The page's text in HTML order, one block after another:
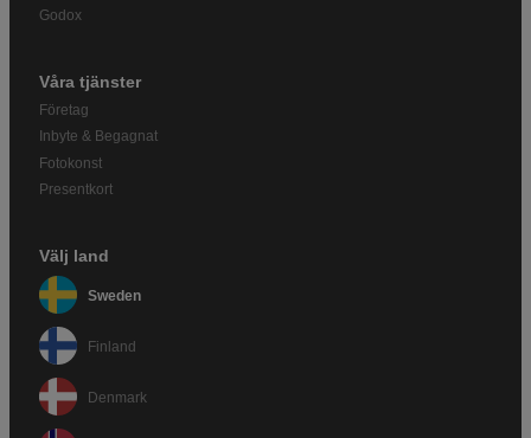
Godox
Våra tjänster
Företag
Inbyte & Begagnat
Fotokonst
Presentkort
Välj land
Sweden
Finland
Denmark